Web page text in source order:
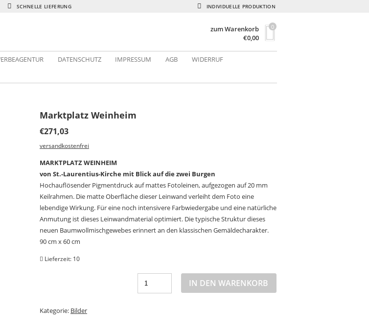
SCHNELLE LIEFERUNG INDIVIDUELLE PRODUKTION
zum Warenkorb
€0,00
0
DATENSCHUTZ IMPRESSUM AGB
WIDERRUF
Marktplatz Weinheim
€271,03
versandkostenfrei
MARKTPLATZ WEINHEIM
von St.-Laurentius-Kirche mit Blick auf die zwei Burgen
Hochauflösender Pigmentdruck auf mattes Fotoleinen, aufgezogen auf 20 mm
Keilrahmen. Die matte Oberfläche dieser Leinwand verleiht dem Foto eine
lebendige Wirkung. Für eine noch intensivere Farbwiedergabe und eine natürliche
Anmutung ist dieses Leinwandmaterial optimiert. Die typische Struktur dieses
neuen Baumwollmischgewebes erinnert an den klassischen Gemäldecharakter.
90 cm x 60 cm
Lieferzeit: 10
IN DEN WARENKORB
Kategorie: Bilder